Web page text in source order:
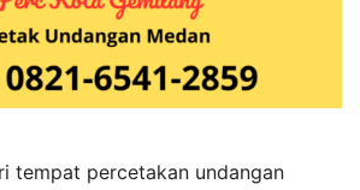
tempat percetakan undangan